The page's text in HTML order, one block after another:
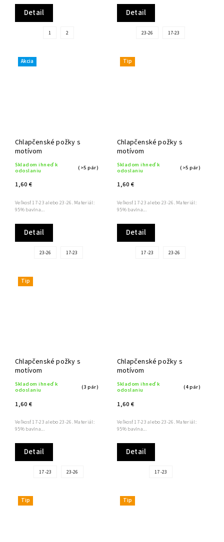
Detail
1 2
Detail
23-26 17-23
Akcia
Chlapčenské požky s
motívom
Skladom ihneď k
odoslaniu
(>5 pár)
1,60 €
Detail
Veľkosť 17-23 alebo 23-26. Materiál:
95% bavlna...
23-26 17-23
Tip
Chlapčenské požky s
motívom
Skladom ihneď k
odoslaniu
(>5 pár)
1,60 €
Detail
Veľkosť 17-23 alebo 23-26. Materiál:
95% bavlna...
17 -23 23-26
Tip
Chlapčenské požky s
motívom
Skladom ihneď k
odoslaniu
(3 pár)
1,60 €
Detail
Veľkosť 17-23 alebo 23-26. Materiál:
95% bavlna...
17 -23 23-26
Chlapčenské požky s
motívom
Skladom ihneď k
odoslaniu
(4 pár)
1,60 €
Detail
Veľkosť 17-23 alebo 23-26. Materiál:
95% bavlna...
17 -23
Tip Tip